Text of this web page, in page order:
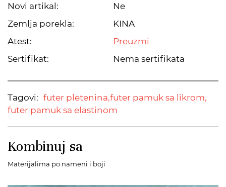
Novi artikal:
Ne
Zemlja porekla:
KINA
Atest:
Preuzmi
Sertifikat:
Nema sertifikata
Tagovi: futer pletenina,futer pamuk sa likrom,
futer pamuk sa elastinom
Kombinuj sa
Materijalima po nameni i boji